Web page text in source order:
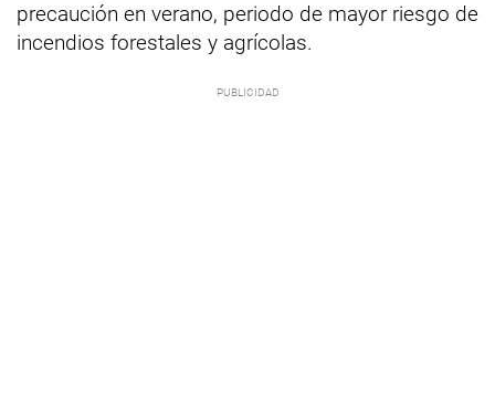
precaución en verano, periodo de mayor riesgo de
incendios forestales y agrícolas.